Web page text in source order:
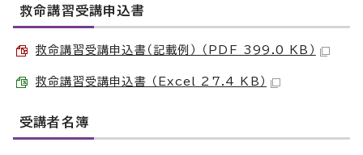
救命講習受講申込書
救命講習受講申込書（記載例） （PDF 399.0 KB）
救命講習受講申込書 （Excel 27.4 KB）
受講者名簿